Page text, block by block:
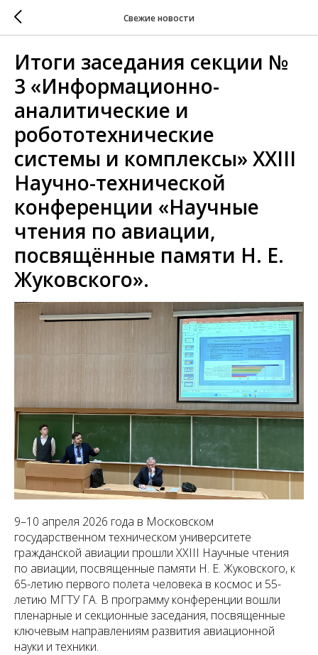
Свежие новости
Итоги заседания секции №
3 «Информационно-
аналитические и
робототехнические
системы и комплексы» XXIII
Научно-технической
конференции «Научные
чтения по авиации,
посвящённые памяти Н. Е.
Жуковского».
9–10 апреля 2026 года в Московском
государственном техническом университете
гражданской авиации прошли XXIII Научные чтения
по авиации, посвященные памяти Н. Е. Жуковского, к
65-летию первого полета человека в космос и 55-
летию МГТУ ГА. В программу конференции вошли
пленарные и секционные заседания, посвященные
ключевым направлениям развития авиационной
науки и техники.